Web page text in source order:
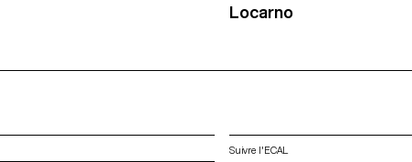
Locarno
Suivre l'ECAL